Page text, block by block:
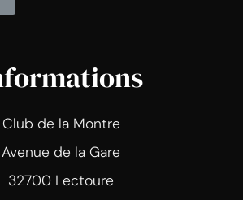
Club de la Montre
Avenue de la Gare
32700 Lectoure